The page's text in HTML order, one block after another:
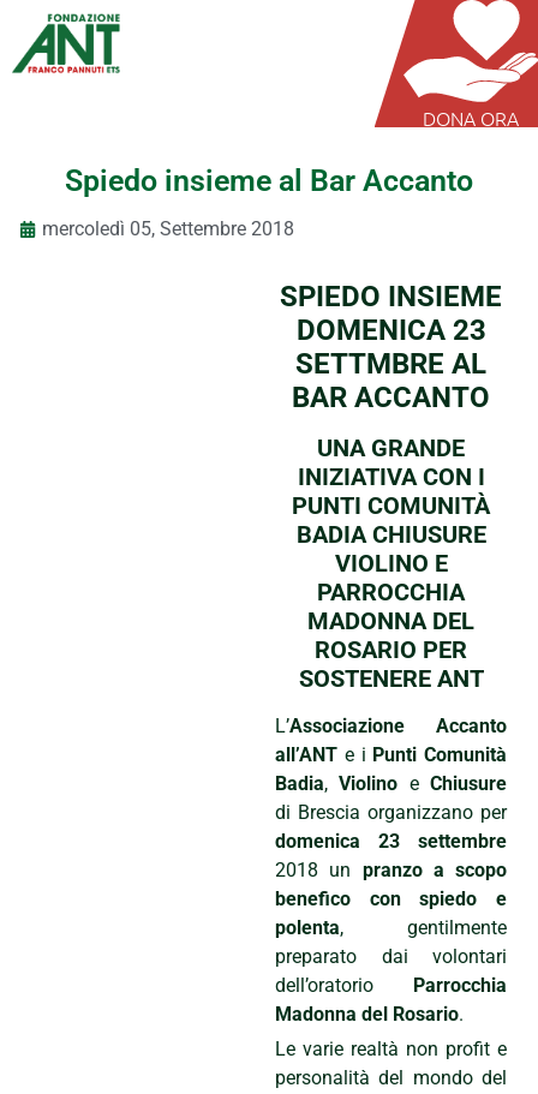
DONA ORA
Spiedo insieme al Bar Accanto
mercoledì 05, Settembre 2018
SPIEDO INSIEME
DOMENICA 23
SETTMBRE AL
BAR ACCANTO
UNA GRANDE
INIZIATIVA CON I
PUNTI COMUNITÀ
BADIA CHIUSURE
VIOLINO E
PARROCCHIA
MADONNA DEL
ROSARIO PER
SOSTENERE ANT
L’Associazione Accanto
all’ANT e i Punti Comunità
Badia,Violino eChiusure
di Brescia organizzano per
domenica 23 settembre
2018 un pranzo a scopo
benefico con spiedo e
polenta, gentilmente
preparato dai volontari
dell’oratorio Parrocchia
Madonna del Rosario.
Le varie realtà non profit e
personalità del mondo del